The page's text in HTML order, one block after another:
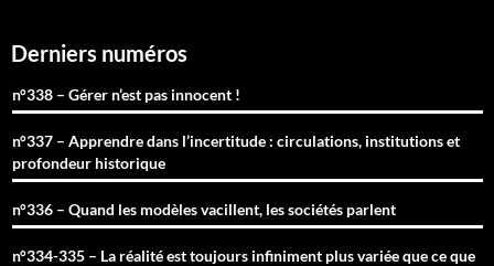
Derniers numéros
n°338 – Gérer n’est pas innocent !
n°337 – Apprendre dans l’incertitude : circulations, institutions et
profondeur historique
n°336 – Quand les modèles vacillent, les sociétés parlent
n°334-335 – La réalité est toujours infiniment plus variée que ce que